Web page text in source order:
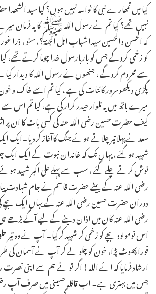
کیا میں تمھارے نبی کا نواسہ نہیں ہوں؟ کیا سید
نہیں تھے؟ کیا تم نے رسول اللہ ﷺ کا یہ فرمان
کہ الحسن والحسین سیدا شباب اہل الجنۃ؟، سنو ، ذرا
کو زخمی کروگے جس کو بارہارسول خدا چوما کرتے تھے،
سے محروم کروگے ، جنھوں نے رسول اللہ کا دیدار
پگڑی دیکھوسرور کائنات کی ہے ، کیا تم اسے خاک و
میرے ہاتھ میں یہ تلوار حیدر کرار کی ہے، کیا تم اس
کیف حضرت حسین رضی اللہ عنہ کی کسی بات کا ان پر
سعد نے پہلا تیر چلاتے ہوئے جنگ کاآغاز کردیا۔ایک
شہید ہوگئے ، یہاں تک کہ خاندان نبوت کے ایک
نوش کرتے چلے گئے ، سب سے پہلے علی اکبر شہید
رضی اللہ عنہ کے بیٹے حضرت قاسم نے جام شہادت
دوران حضرت حسین رضی اللہ عنہ کے یہاں ایک بچے
رضی اللہ عنہ کان میں اذان دینے کے لیے آگے بڑھے ہی
اس نومولود بچے کو زخمی کر شہید کرگیا۔ آپ نے وہ تیر
فورا پھوٹ پڑا، خون کو چلو لے کر آپ نے آسمان
ارشاد فرمایا کہ ائے اللہ! اگر تو نے ہم سے اپنی
جس میں بہتری ہے۔ اب قافلہ حسینی میں صرف آپ